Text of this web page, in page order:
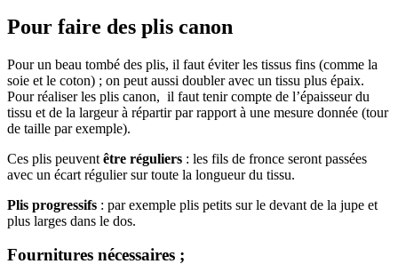
Pour faire des plis canon
Pour un beau tombé des plis, il faut éviter les tissus fins (comme la
soie et le coton) ; on peut aussi doubler avec un tissu plus épaix.
Pour réaliser les plis canon, il faut tenir compte de l’épaisseur du
tissu et de la largeur à répartir par rapport à une mesure donnée (tour
de taille par exemple).
Ces plis peuvent être réguliers : les fils de fronce seront passées
avec un écart régulier sur toute la longueur du tissu.
Plis progressifs : par exemple plis petits sur le devant de la jupe et
plus larges dans le dos.
Fournitures nécessaires ;